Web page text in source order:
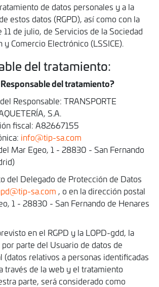
de datos personales y a la
estos datos (RGPD), así como con la
de julio, de Servicios de la Sociedad
y Comercio Electrónico (LSSICE).
del tratamiento:
Responsable del tratamiento?
Responsable: TRANSPORTE
S.A.
fiscal: A82667155
info@tip-sa.com
Mar Egeo, 1 - 28830 - San Fernando
del Delegado de Protección de Datos
sa.com , o en la dirección postal
1 - 28830 - San Fernando de Henares
en el RGPD y la LOPD-gdd, la
parte del Usuario de datos de
(datos relativos a personas identificadas
través de la web y el tratamiento
parte, será considerado como